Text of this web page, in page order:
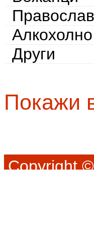
Други
Покажи
Copyright